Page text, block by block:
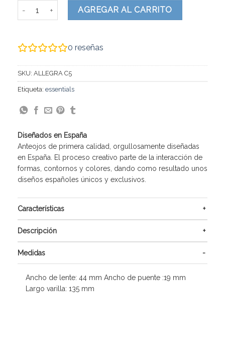
AGREGAR AL CARRITO
0 reseñas
SKU: ALLEGRA C5
Etiqueta: essentials
Diseñados en España
Anteojos de primera calidad, orgullosamente diseñadas
en España. El proceso creativo parte de la interacción de
formas, contornos y colores, dando como resultado unos
diseños españoles únicos y exclusivos.
Características
Descripción
Medidas
Ancho de lente: 44 mm Ancho de puente :19 mm
Largo varilla: 135 mm